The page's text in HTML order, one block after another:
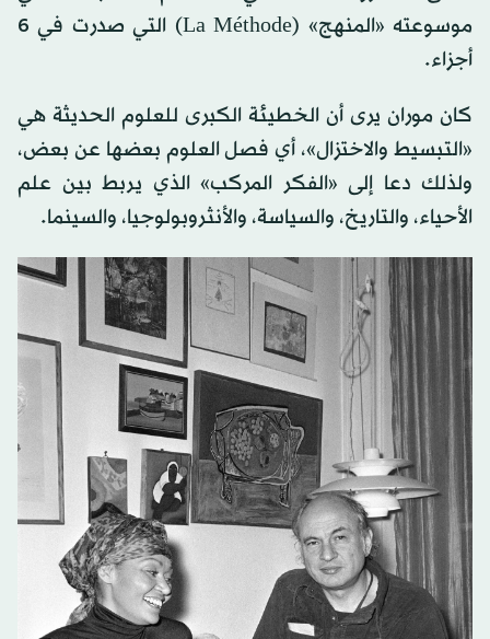
موسوعته «المنهج» (La Méthode) التي صدرت في 6
أجزاء.
كان موران يرى أن الخطيئة الكبرى للعلوم الحديثة هي
«التبسيط والاختزال»، أي فصل العلوم بعضها عن بعض،
ولذلك دعا إلى «الفكر المركب» الذي يربط بين علم
الأحياء، والتاريخ، والسياسة، والأنثروبولوجيا، والسينما.